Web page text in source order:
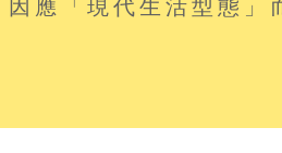
因應「現代生活型態」